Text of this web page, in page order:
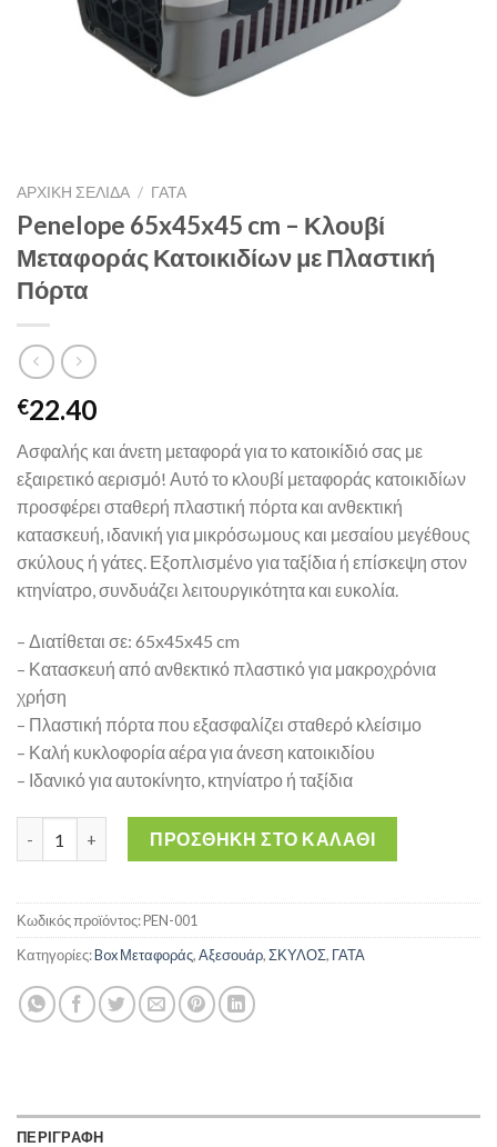
ΑΡΧΙΚΉ ΣΕΛΊΔΑ / ΓΑΤΑ
Penelope 65x45x45 cm – Κλουβί
Μεταφοράς Κατοικιδίων με Πλαστική
Πόρτα
€22.40
Ασφαλής και άνετη μεταφορά για το κατοικίδιό σας με
εξαιρετικό αερισμό! Αυτό το κλουβί μεταφοράς κατοικιδίων
προσφέρει σταθερή πλαστική πόρτα και ανθεκτική
κατασκευή, ιδανική για μικρόσωμους και μεσαίου μεγέθους
σκύλους ή γάτες. Εξοπλισμένο για ταξίδια ή επίσκεψη στον
κτηνίατρο, συνδυάζει λειτουργικότητα και ευκολία.
– Διατίθεται σε: 65x45x45 cm
– Κατασκευή από ανθεκτικό πλαστικό για μακροχρόνια
χρήση
– Πλαστική πόρτα που εξασφαλίζει σταθερό κλείσιμο
– Καλή κυκλοφορία αέρα για άνεση κατοικιδίου
– Ιδανικό για αυτοκίνητο, κτηνίατρο ή ταξίδια
Penelope 65x45x45 cm – Κλουβί Μεταφοράς Κατοικιδίων με
ΠΡΟΣΘΉΚΗ ΣΤΟ ΚΑΛΆΘΙ
Κωδικός προϊόντος:PEN-001
Κατηγορίες:Box Μεταφοράς,Αξεσουάρ,ΣΚΥΛΟΣ, ΓΑΤΑ
ΠΕΡΙΓΡΑΦΗ